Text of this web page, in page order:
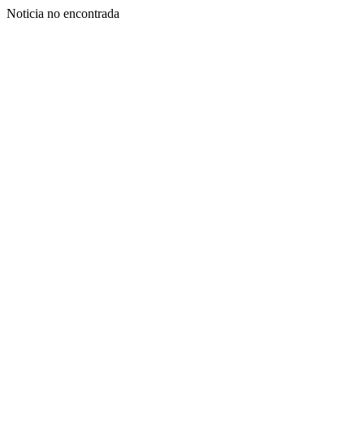
Noticia no encontrada